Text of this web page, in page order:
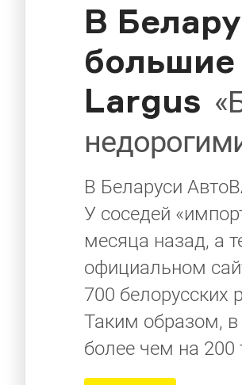
В
Largus
В Беларуси
У соседей
месяца назад, а
официальном
700 белорусских
Таким образом,
более чем на 200